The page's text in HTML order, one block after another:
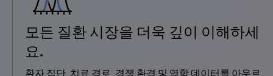
모든 질환 시장을 더욱 깊이 이해하세
요.
환자 집단, 치료 경로, 경쟁 환경 및 역학 데이터를 아우르